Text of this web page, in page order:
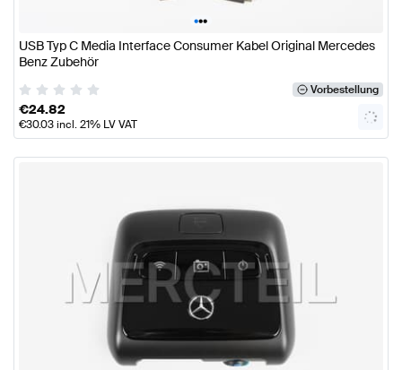
•••
USB Typ C Media Interface Consumer Kabel Original Mercedes
Benz Zubehör
Vorbestellung
€24.82
€30.03incl. 21% LV VAT